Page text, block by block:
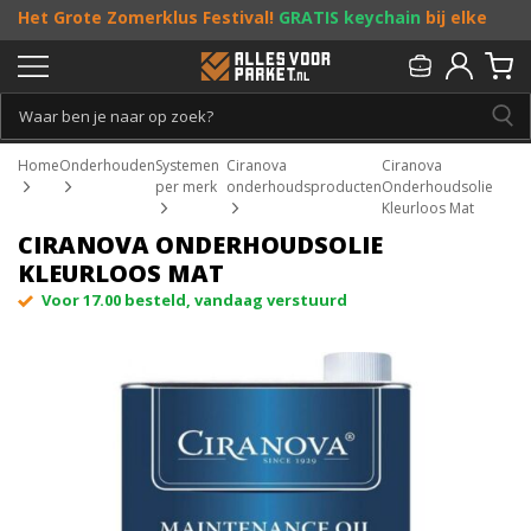
Het Grote Zomerklus Festival! GRATIS keychain bij elke
bestelling vanaf €25, entoffe acties! Doe je mee?
Persoonlijk & gratis advies:013 - 207 00 01
HomeOnderhoudenSystemen
per merk
Ciranova
onderhoudsproducten
Ciranova
Onderhoudsolie
Kleurloos Mat
CIRANOVA ONDERHOUDSOLIE
KLEURLOOS MAT
Voor 17.00 besteld, vandaag verstuurd